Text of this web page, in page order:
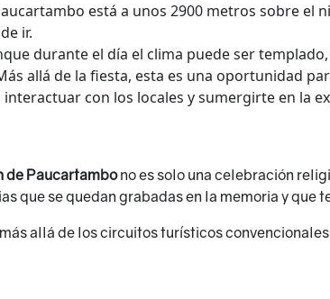
está a unos 2900 metros sobre el
ir.
durante el día el clima puede ser
allá de la fiesta, esta es una oportunidad
con los locales y sumergirte en la
de Paucartambono es solo una celebración
que se quedan grabadas en la memoria y
allá de los circuitos turísticos